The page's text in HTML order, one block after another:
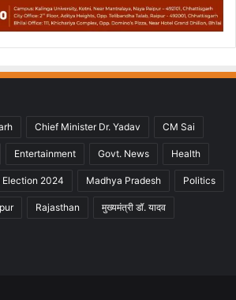
Chief Minister Dr. Yadav CM Sai
Entertainment Govt. News Health
Election 2024 Madhya Pradesh Politics
Rajasthan मुख्यमंत्री डॉ. यादव